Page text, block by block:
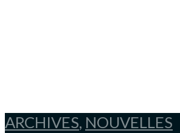
ARCHIVES, NOUVELLES